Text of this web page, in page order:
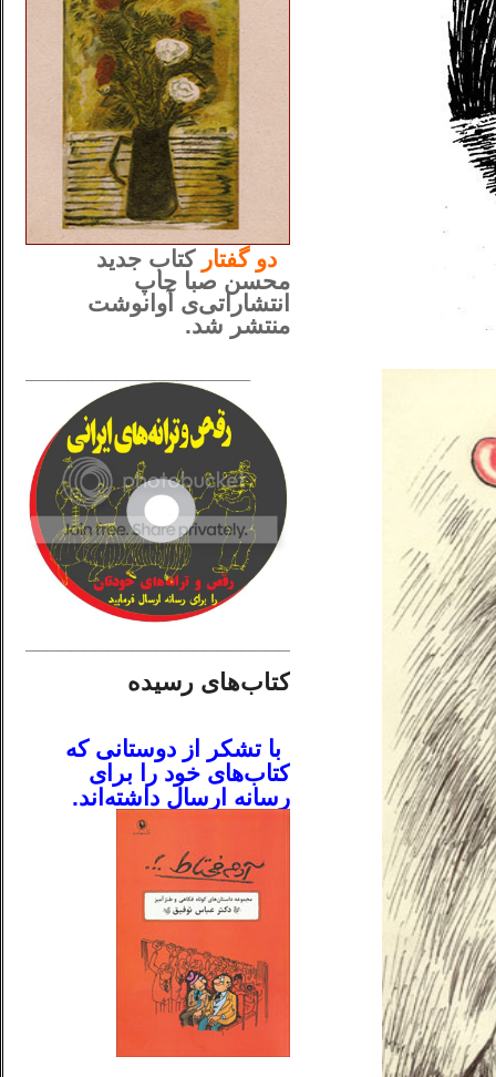
دوگفتار کتاب جدید
محسن صبا چاپ
انتشاراتی‌ی آوانوشت
منتشر شد.
کتاب‌های رسیده
با تشکر از دوستانی که
کتاب‌های خود را برای
رسانه ارسال داشته‌اند.